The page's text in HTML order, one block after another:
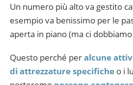
Un numero più alto va gestito
esempio va benissimo per le
aperta in piano (ma ci
Questo perché peralcune
di attrezzature specifiche o i